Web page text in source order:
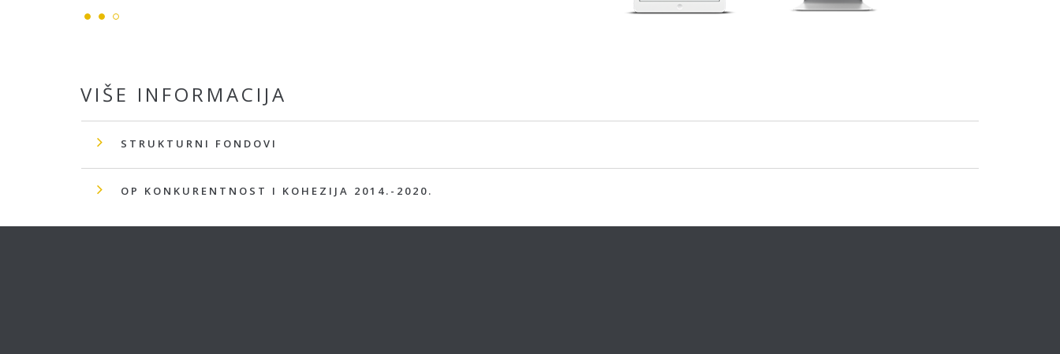
VIŠE INFORMACIJA
STRUKTURNI FONDOVI
OP KONKURENTNOST I KOHEZIJA 2014.-2020.